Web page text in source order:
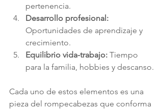
pertenencia.
Desarrollo profesional:
Oportunidades de aprendizaje y
crecimiento.
Equilibrio vida-trabajo: Tiempo
para la familia, hobbies y descanso.
Cada uno de estos elementos es una
pieza del rompecabezas que conforma